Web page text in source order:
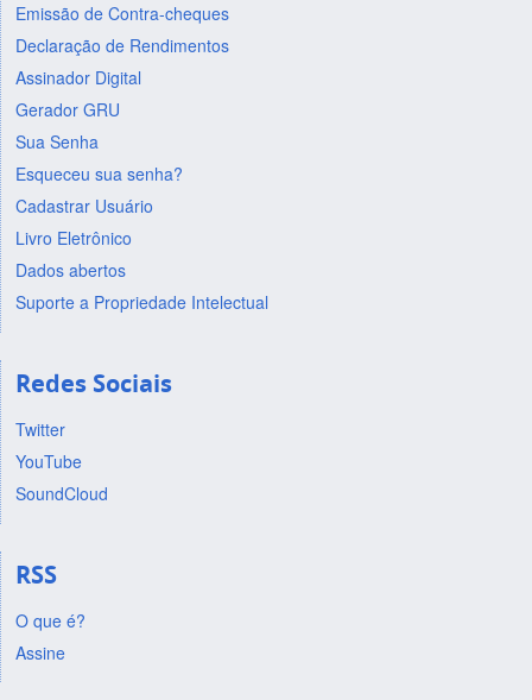
Emissão de Contra-cheques
Declaração de Rendimentos
Assinador Digital
Gerador GRU
Sua Senha
Esqueceu sua senha?
Cadastrar Usuário
Livro Eletrônico
Dados abertos
Suporte a Propriedade Intelectual
Redes Sociais
Twitter
YouTube
SoundCloud
RSS
O que é?
Assine